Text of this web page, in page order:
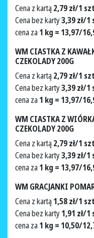
Cena z kartą 2,79 zł/1
Cena bez karty3,39 zł/1
cena za 1 kg = 13,97/
WM CIASTKA Z
CZEKOLADY 200G
Cena z kartą 2,79 zł/1
Cena bez karty3,39 zł/1
cena za 1 kg = 13,97/
WM CIASTKA Z
CZEKOLADY 200G
Cena z kartą 2,79 zł/1
Cena bez karty3,39 zł/1
cena za 1 kg = 13,97/
WM GRACJANKI
Cena z kartą 1,58 zł/1
Cena bez karty1,91 zł/1
cena za 1 kg = 10,50/